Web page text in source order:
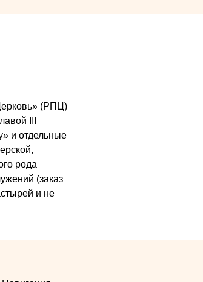
(РПЦ)
III
и отдельные
рода
(заказ
и не